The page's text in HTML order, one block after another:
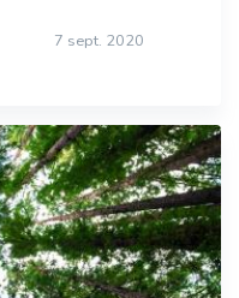
7 sept. 2020